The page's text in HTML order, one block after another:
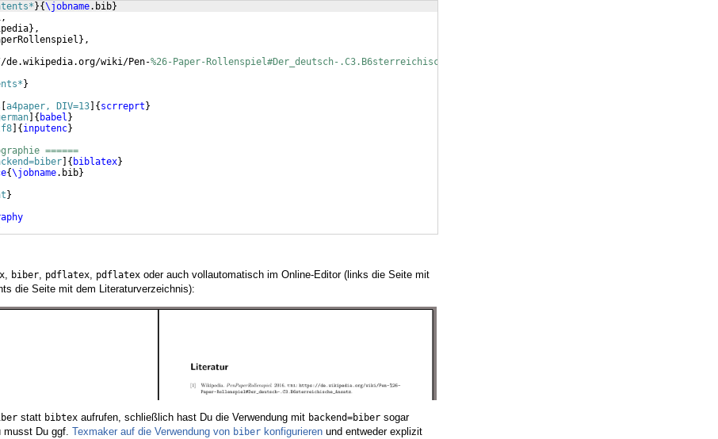
}{\jobname.bib}
} ,
} ,
wiki/Pen-%26-Paper-Rollenspiel#Der_deutsch-.C3.B6sterreichische_Ansatz}
}
a4paper, DIV=13 { scrreprt }
{ babel }
{ inputenc}
======
{ biblatex}
{\jobname.bib}
}
, biber, pdflatex, pdflatex oder auch vollautomatisch im Online-Editor (links die Seite mit
die Seite mit dem Literaturverzeichnis):
statt bibtex aufrufen, schließlich hast Du die Verwendung mit backend=biber sogar
musst Du ggf. Texmaker auf die Verwendung von biber konfigurieren und entweder explizit